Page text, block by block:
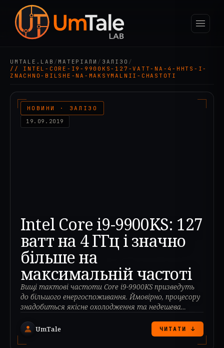
UMTALE.LAB / МАТЕРІАЛИ / ЗАЛІЗО /
// INTEL-CORE-I9-9900KS-127-VATT-NA-4-HHTS-I-
ZNACHNO-BILSHE-NA-MAKSYMALNII-CHASTOTI
НОВИНИ · ЗАЛІЗО
19.09.2019
Intel Core i9-9900KS: 127
ватт на 4 ГГц і значно
більше на
максимальній частоті
Вищі тактові частоти Core i9-9900KS призведуть
до більшого енергоспоживання. Ймовірно, процесору
знадобиться якісне охолодження та недешева
UmTale ЧИТАТИ ↓